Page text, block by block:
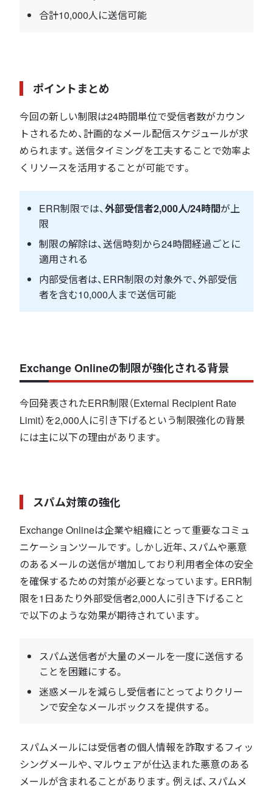
合計10,000人に送信可能
ポイントまとめ
今回の新しい制限は24時間単位で受信者数がカウン
トされるため、計画的なメール配信スケジュールが求
められます。送信タイミングを工夫することで効率よ
くリソースを活用することが可能です。
ERR制限では、外部受信者2,000人/24時間が上
限
制限の解除は、送信時刻から24時間経過ごとに
適用される
内部受信者は、ERR制限の対象外で、外部受信
者を含む10,000人まで送信可能
Exchange Onlineの制限が強化される背景
今回発表されたERR制限（External Recipient Rate
Limit）を2,000人に引き下げるという制限強化の背景
には主に以下の理由があります。
スパム対策の強化
Exchange Onlineは企業や組織にとって重要なコミュ
ニケーションツールです。しかし近年、スパムや悪意
のあるメールの送信が増加しており利用者全体の安全
を確保するための対策が必要となっています。ERR制
限を1日あたり外部受信者2,000人に引き下げること
で以下のような効果が期待されています。
スパム送信者が大量のメールを一度に送信する
ことを困難にする。
迷惑メールを減らし受信者にとってよりクリー
ンで安全なメールボックスを提供する。
スパムメールには受信者の個人情報を詐取するフィッ
シングメールや、マルウェアが仕込まれた悪意のある
メールが含まれることがあります。例えば、スパムメ